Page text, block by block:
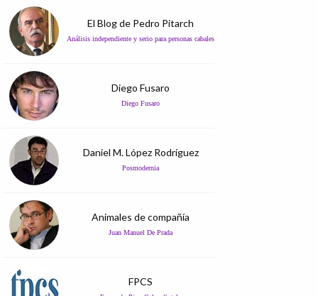
El Blog de Pedro Pitarch
Análisis independiente y serio para personas cabales
Diego Fusaro
Diego Fusaro
Daniel M. López Rodríguez
Posmodernia
Animales de compañía
Juan Manuel De Prada
FPCS